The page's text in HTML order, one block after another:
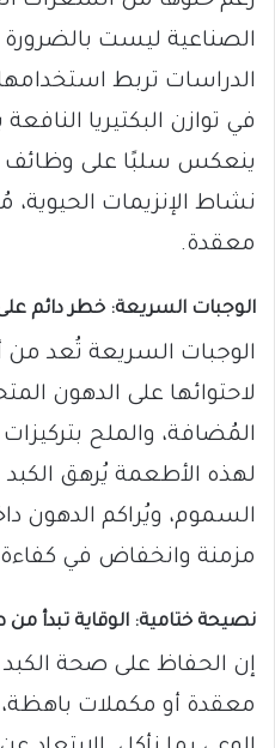
الصناعية ليست
الدراسات تربط
في توازن البكتيريا
ينعكس سلبًا على وظائف
نشاط الإنزيمات
معقدة.
الوجبات السريعة: خطر دائم
الوجبات السريعة تُعد من
لاحتوائها على الدهون
المُضافة، والملح
لهذه الأطعمة يُرهق
السموم، ويُراكم الدهون
مزمنة وانخفاض في كفاءة
نصيحة ختامية: الوقاية تبدأ
إن الحفاظ على صحة
معقدة أو مكملات